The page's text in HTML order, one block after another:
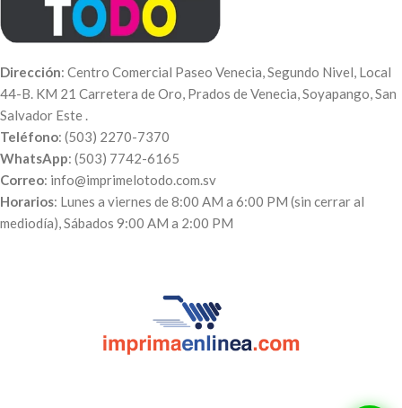
Dirección: Centro Comercial Paseo Venecia, Segundo Nivel, Local
44-B. KM 21 Carretera de Oro, Prados de Venecia, Soyapango, San
Salvador Este .
Teléfono: (503) 2270-7370
WhatsApp: (503) 7742-6165
Correo: info@imprimelotodo.com.sv
Horarios: Lunes a viernes de 8:00 AM a 6:00 PM (sin cerrar al
mediodía), Sábados 9:00 AM a 2:00 PM